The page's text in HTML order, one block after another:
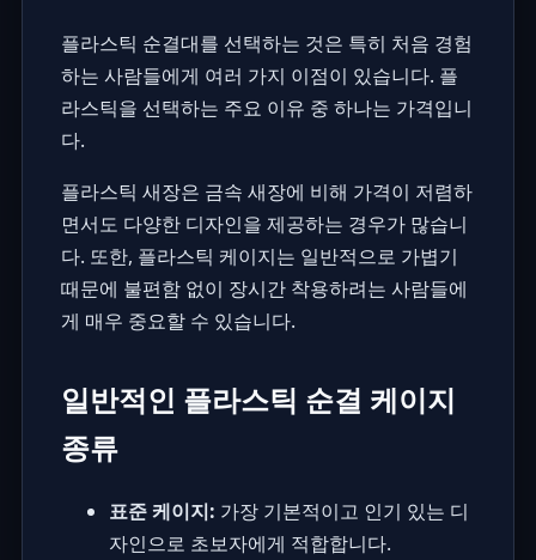
플라스틱 순결대를 선택하는 것은 특히 처음 경험
하는 사람들에게 여러 가지 이점이 있습니다. 플
라스틱을 선택하는 주요 이유 중 하나는 가격입니
다.
플라스틱 새장은 금속 새장에 비해 가격이 저렴하
면서도 다양한 디자인을 제공하는 경우가 많습니
다. 또한, 플라스틱 케이지는 일반적으로 가볍기
때문에 불편함 없이 장시간 착용하려는 사람들에
게 매우 중요할 수 있습니다.
일반적인 플라스틱 순결 케이지
종류
표준 케이지: 가장 기본적이고 인기 있는 디
자인으로 초보자에게 적합합니다.